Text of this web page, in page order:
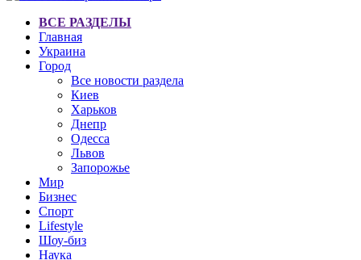
ВСЕ РАЗДЕЛЫ
Главная
Украина
Город
Все новости раздела
Киев
Харьков
Днепр
Одесса
Львов
Запорожье
Мир
Бизнес
Спорт
Lifestyle
Шоу-биз
Наука